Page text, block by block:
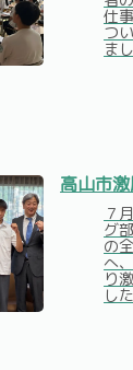
仕
つ
ま
高山市
７
グ
の
へ
り
した